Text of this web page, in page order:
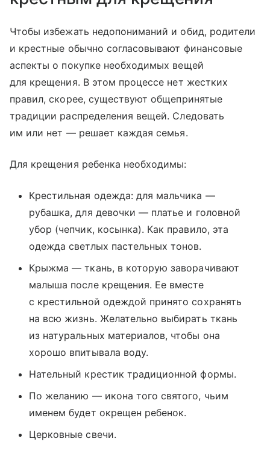
Чтобы избежать недопониманий и обид, родители
и крестные обычно согласовывают финансовые
аспекты о покупке необходимых вещей
для крещения. В этом процессе нет жестких
правил, скорее, существуют общепринятые
традиции распределения вещей. Следовать
им или нет — решает каждая семья.
Для крещения ребенка необходимы:
Крестильная одежда: для мальчика —
рубашка, для девочки — платье и головной
убор (чепчик, косынка). Как правило, эта
одежда светлых пастельных тонов.
Крыжма — ткань, в которую заворачивают
малыша после крещения. Ее вместе
с крестильной одеждой принято сохранять
на всю жизнь. Желательно выбирать ткань
из натуральных материалов, чтобы она
хорошо впитывала воду.
Нательный крестик традиционной формы.
По желанию — икона того святого, чьим
именем будет окрещен ребенок.
Церковные свечи.